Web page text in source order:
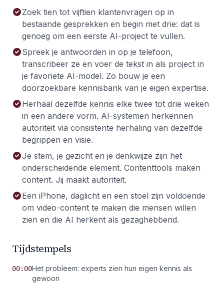
Zoek tien tot vijftien klantenvragen op in
bestaande gesprekken en begin met drie: dat is
genoeg om een eerste AI-project te vullen.
Spreek je antwoorden in op je telefoon,
transcribeer ze en voer de tekst in als project in
je favoriete AI-model. Zo bouw je een
doorzoekbare kennisbank van je eigen expertise.
Herhaal dezelfde kennis elke twee tot drie weken
in een andere vorm. AI-systemen herkennen
autoriteit via consistente herhaling van dezelfde
begrippen en visie.
Je stem, je gezicht en je denkwijze zijn het
onderscheidende element. Contenttools maken
content. Jij maakt autoriteit.
Een iPhone, daglicht en een stoel zijn voldoende
om video-content te maken die mensen willen
zien en die AI herkent als gezaghebbend.
Tijdstempels
00:00Het probleem: experts zien hun eigen kennis als
gewoon